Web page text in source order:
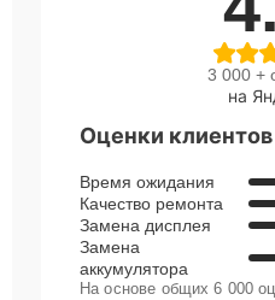
3 000 +
на
Оценки клиентов
Время ожидания
Качество ремонта
Замена дисплея
Замена
аккумулятора
На основе общих 6 000